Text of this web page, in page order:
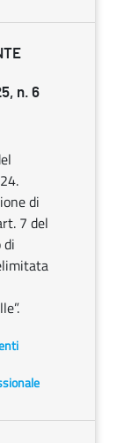
n. 6
di
7 del
di